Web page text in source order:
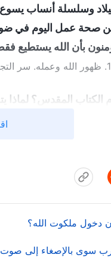
وسلسلة أنساب
صحة عمل اليوم في
يؤمنون بأن الله
أم الكتاب المقدس؟
المقدس؟ ألا يستطيع
القديم، فلماذا خالف
أنه ليس إلّا سجلًّا
الله. فكل من قرأ
دخول ملكوت الله؟
سوى بالإصغاء إلى صوت